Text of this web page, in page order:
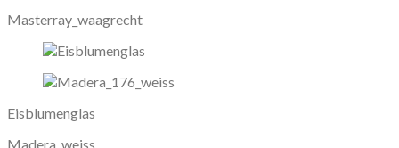
Masterray_waagrecht
Eisblumenglas
Madera_weiss